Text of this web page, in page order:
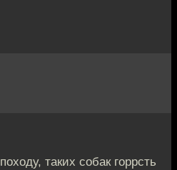
таких собак горрсть